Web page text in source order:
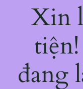
Xin
đang